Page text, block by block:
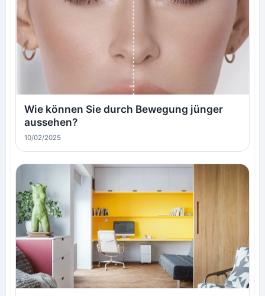
Wie können Sie durch Bewegung jünger
aussehen?
10/02/2025